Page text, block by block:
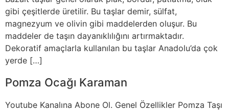
gibi çeşitlerde üretilir. Bu taşlar demir, sülfat,
magnezyum ve olivin gibi maddelerden oluşur. Bu
maddeler de taşın dayanıklılığını artırmaktadır.
Dekoratif amaçlarla kullanılan bu taşlar Anadolu’da çok
yerde […]
Pomza Ocağı Karaman
Youtube Kanalına Abone Ol. Genel Özellikler Pomza Taşı